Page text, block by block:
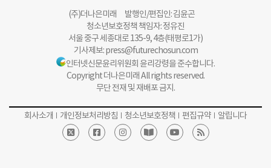
(주)더나은미래 발행인/편집인: 김윤곤
청소년보호정책 책임자: 정유진
서울 중구 세종대로 135-9, 4층(태평로1가)
기사제보:press@futurechosun.com
인터넷신문윤리위원회 윤리강령을 준수합니다.
Copyright 더나은미래 All rights reserved.
무단 전재 및 재배포 금지.
회사소개 개인정보처리방침 청소년보호정책 편집규약 알립니다